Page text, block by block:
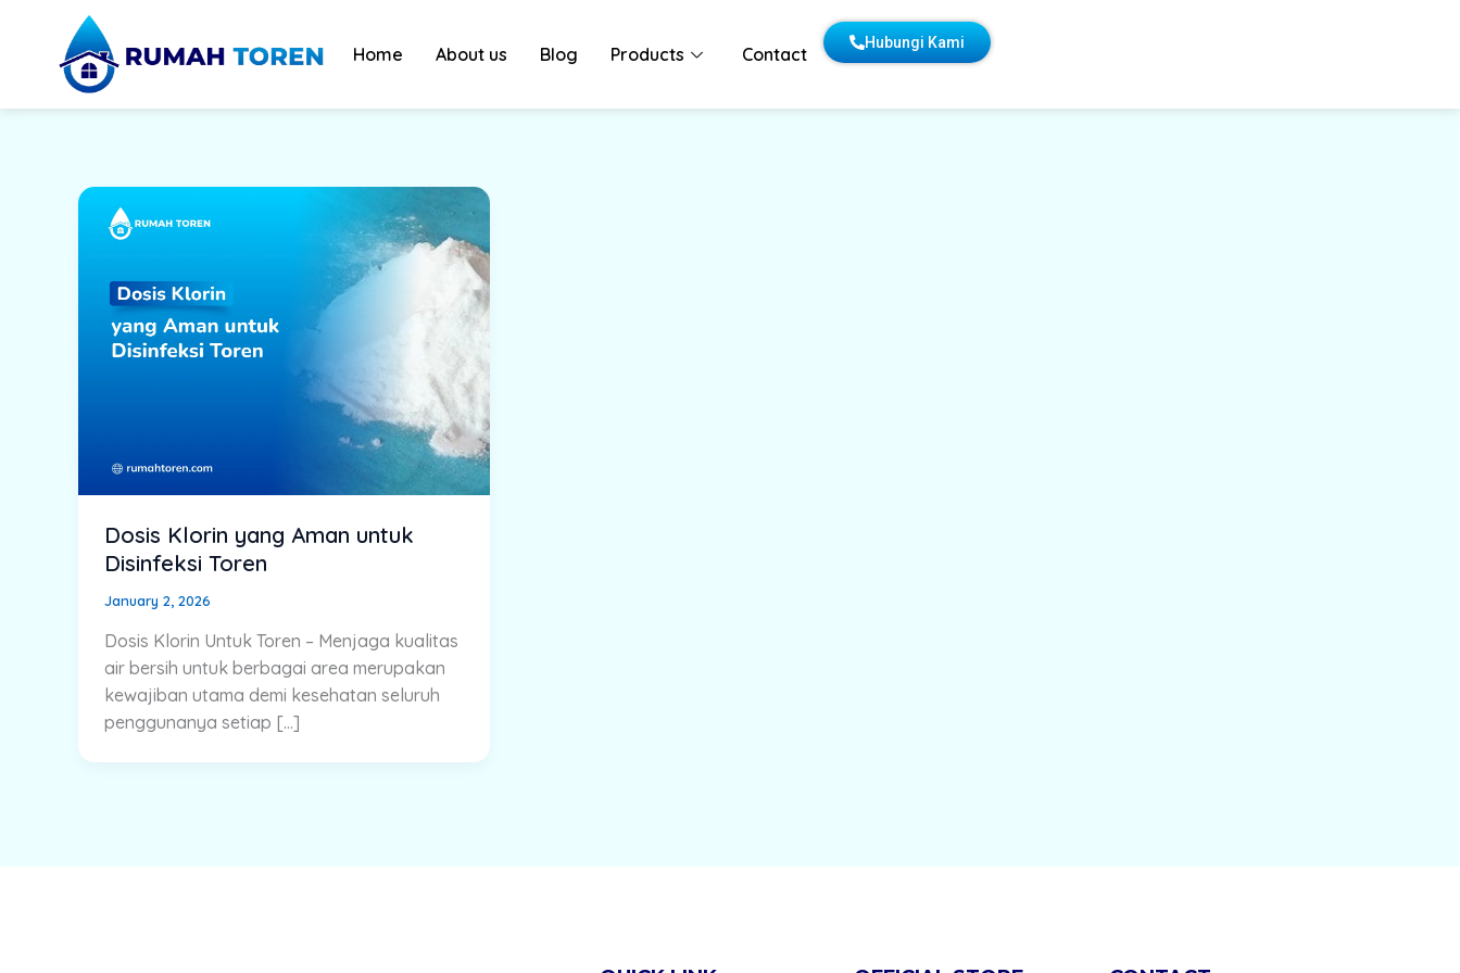
content
Home About us Blog Products Contact
Hubungi Kami
Dosis Klorin yang Aman untuk
Disinfeksi Toren
January 2, 2026
Dosis Klorin Untuk Toren – Menjaga kualitas
air bersih untuk berbagai area merupakan
kewajiban utama demi kesehatan seluruh
penggunanya setiap […]